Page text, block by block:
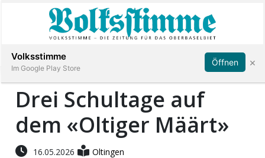
Immobilien
Veranstaltungen
Abonnieren Anmelden
Drei Schultage auf
dem «Oltiger Määrt»
16.05.2026 Oltingen
Volksstimme
Im Google Play Store
Öffnen ×